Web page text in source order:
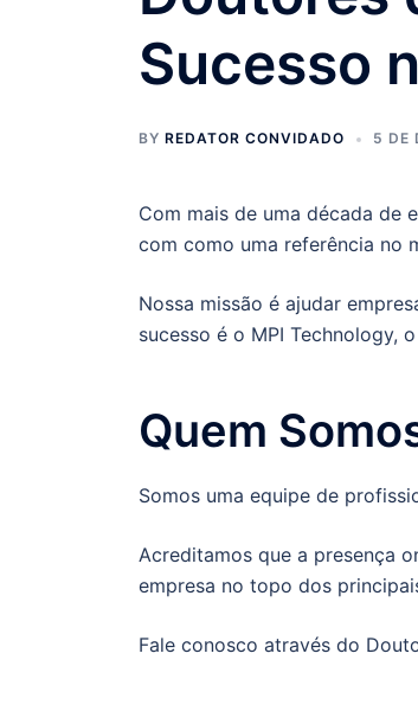
Sucesso
BY REDATOR CONVIDADO 5 DE
Com mais de uma década de
com como uma referência no
Nossa missão é ajudar
sucesso é o MPI Technology,
Quem
Somos uma equipe de
Acreditamos que a presença
empresa no topo dos
Fale conosco através do